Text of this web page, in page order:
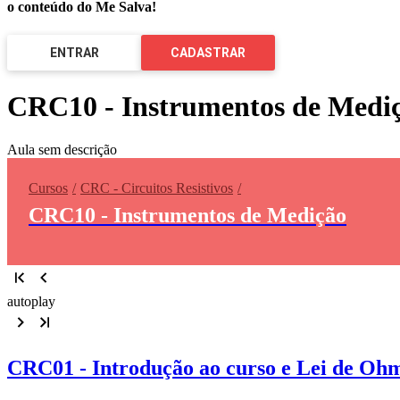
o conteúdo do Me Salva!
ENTRAR CADASTRAR
CRC10 - Instrumentos de
Aula sem descrição
Cursos CRC - Circuitos Resistivos
CRC10 - Instrumentos de Medição
autoplay
CRC01 - Introdução ao curso e Lei de